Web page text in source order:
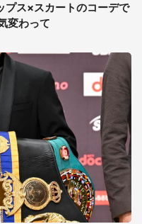
プス×スカートのコーデで
変わって